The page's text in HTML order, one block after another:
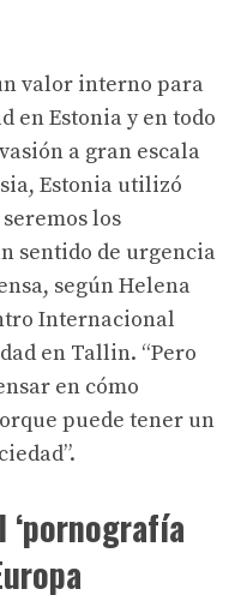
valor interno para
en Estonia y en todo
a gran escala
Estonia utilizó
los
sentido de urgencia
según Helena
Internacional
en Tallin. “Pero
en cómo
puede tener un
‘pornografía